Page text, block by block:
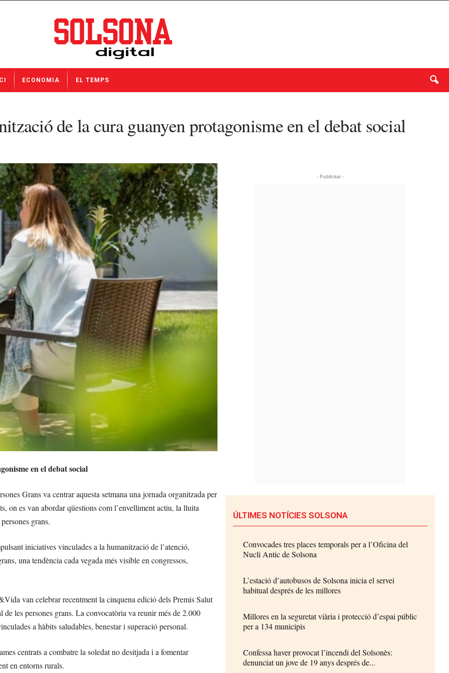
ECONOMIA EL TEMPS
de la cura guanyen protagonisme en el debat social
en el debat social
Grans va centrar aquesta setmana una jornada organitzada per
on es van abordar qüestions com l’envelliment actiu, la lluita
grans.
iniciatives vinculades a la humanització de l’atenció,
una tendència cada vegada més visible en congressos,
van celebrar recentment la cinquena edició dels Premis Salut
les persones grans. La convocatòria va reunir més de 2.000
a hàbits saludables, benestar i superació personal.
centrats a combatre la soledat no desitjada i a fomentar
en entorns rurals.
- Publicitat -
ÚLTIMES NOTÍCIES SOLSONA
Convocades tres places temporals per a l’Oficina del
Nucli Antic de Solsona
L’estació d’autobusos de Solsona inicia el servei
habitual després de les millores
Millores en la seguretat viària i protecció d’espai públic
per a 134 municipis
Confessa haver provocat l’incendi del Solsonès:
denunciat un jove de 19 anys després de...